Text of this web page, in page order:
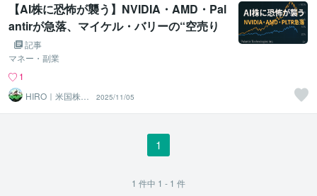
【AI株に恐怖が襲う】NVIDIA・AMD・Pal
antirが急落、マイケル・バリーの“空売り
宣言”が市場に衝撃
記事
マネー・副業
1
HIRO｜米国株×
兼業トレーダー
2025/11/05
1
1 件中 1 - 1 件